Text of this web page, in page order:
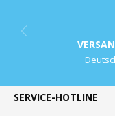
SERVICE-HOTLINE